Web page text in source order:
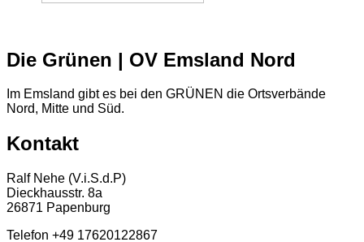
Die Grünen | OV Emsland Nord
Im Emsland gibt es bei den GRÜNEN die Ortsverbände
Nord, Mitte und Süd.
Kontakt
Ralf Nehe (V.i.S.d.P)
Dieckhausstr. 8a
26871 Papenburg
Telefon +49 17620122867